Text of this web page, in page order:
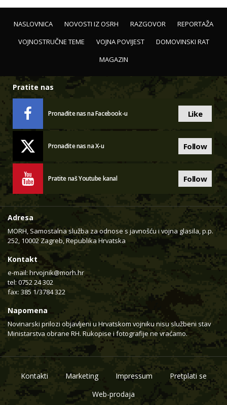
NASLOVNICA NOVOSTI IZ OSRH RAZGOVOR
REPORTAŽA
VOJNOSTRUČNE TEME
VOJNA POVIJEST
DOMOVINSKI RAT
MAGAZIN
Pratite nas
Pronađite nas na Facebook-u Like
Pronađite nas na X-u Follow
Pratite naš Youtube kanal Follow
Adresa
MORH, Samostalna služba za odnose s javnošću i vojna glasila, p.p.
252, 10002 Zagreb, Republika Hrvatska
Kontakt
e-mail: hrvojnik@morh.hr
tel: 0752 24 302
fax: 385 1/3784 322
Napomena
Novinarski prilozi objavljeni u Hrvatskom vojniku nisu službeni stav
Ministarstva obrane RH. Rukopise i fotografije ne vraćamo.
Kontakti Marketing Impressum
Pretplati se
Web-prodaja